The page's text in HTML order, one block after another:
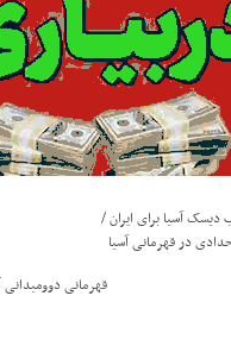
دیسک آسیا برای ایران /
در قهرمانی آسیا